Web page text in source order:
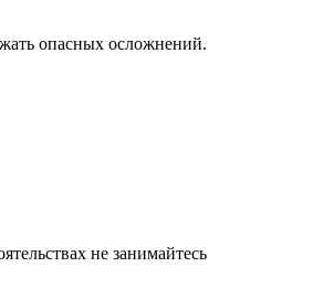
опасных осложнений.
не занимайтесь